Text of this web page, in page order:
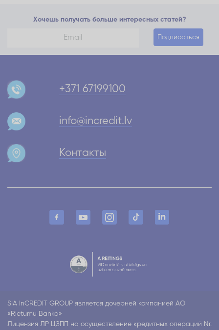
Хочешь получать больше интересных статей?
Подписаться
+371 67199100
info@incredit.lv
Контакты
SIA InCREDIT GROUP является дочерней компанией АО
«Rietumu Banka»
Лицензия ЛР ЦЗПП на осуществление кредитных операций Nr.